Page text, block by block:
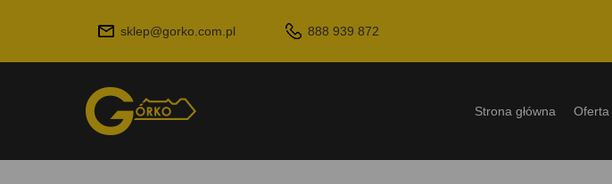
sklep@gorko.com.pl 888 939 872
Strona główna Oferta